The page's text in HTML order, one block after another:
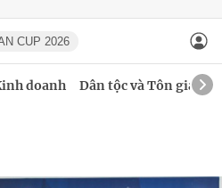
CUP 2026
doanh Dân tộc và Tôn giáo